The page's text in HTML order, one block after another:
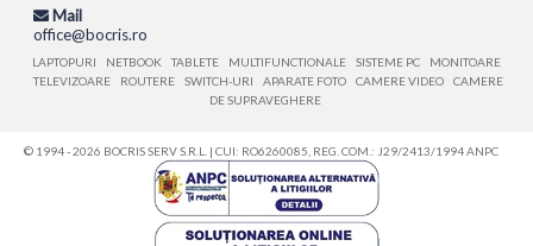
Mail
office@bocris.ro
LAPTOPURI NETBOOK TABLETE MULTIFUNCTIONALE SISTEME PC
MONITOARE
TELEVIZOARE
ROUTERE SWITCH-URI APARATE FOTO CAMERE VIDEO
CAMERE
DE SUPRAVEGHERE
© 1994 - 2026 BOCRIS SERV S.R.L. | CUI: RO6260085, REG. COM.: J29/2413/1994ANPC